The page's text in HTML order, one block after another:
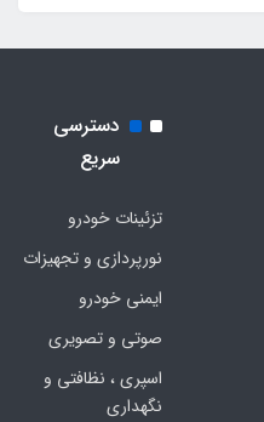
دسترسی
سریع
تزئینات خودرو
نورپردازی و تجهیزات
ایمنی خودرو
صوتی و تصویری
اسپری ، نظافتی و
نگهداری